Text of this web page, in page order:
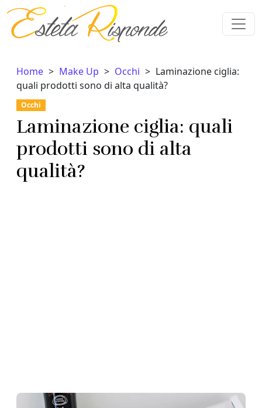
Vai al contenuto
Home Make Up Occhi
Laminazione ciglia:
quali prodotti sono di alta qualità?
Occhi
Laminazione ciglia: quali
prodotti sono di alta
qualità?